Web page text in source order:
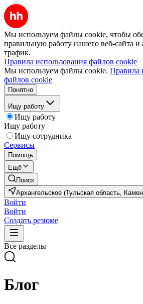
Мы используем файлы cookie, чтобы
правильную работу нашего веб-сайта и
трафик.
Правила использования файлов cookie
Мы используем файлы cookie. Правила
файлов cookie
Понятно
Ищу работу
Ищу работу
Ищу работу
Ищу сотрудника
Сервисы
Помощь
Ещё
Поиск
Архангельское (Тульская область,
Войти
Войти
Создать резюме
Все разделы
Блог